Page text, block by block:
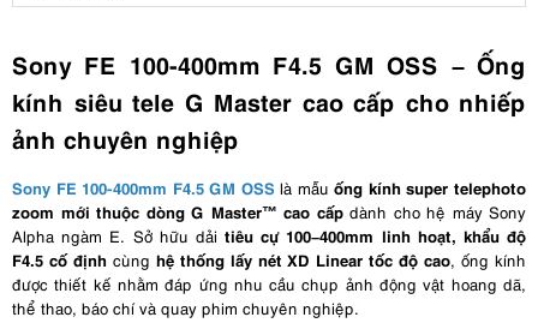
Sony FE 100-400mm F4.5 GM OSS – Ống
kính siêu tele G Master cao cấp cho nhiếp
ảnh chuyên nghiệp
Sony FE 100-400mm F4.5 GM OSSlà mẫu ống kính super telephoto
zoom mới thuộc dòng G Master™ cao cấp dành cho hệ máy Sony
Alpha ngàm E. Sở hữu dải tiêu cự 100–400mm linh hoạt, khẩu độ
F4.5 cố địnhcùng hệ thống lấy nét XD Linear tốc độ cao, ống kính
được thiết kế nhằm đáp ứng nhu cầu chụp ảnh động vật hoang dã,
thể thao, báo chí và quay phim chuyên nghiệp.